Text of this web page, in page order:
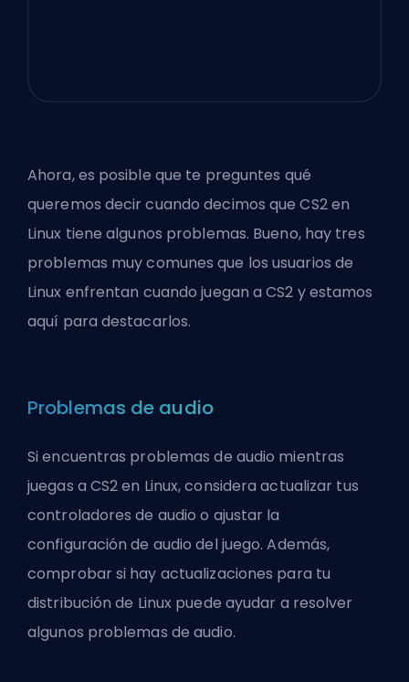
Ahora, es posible que te preguntes qué
queremos decir cuando decimos que CS2 en
Linux tiene algunos problemas. Bueno, hay tres
problemas muy comunes que los usuarios de
Linux enfrentan cuando juegan a CS2 y estamos
aquí para destacarlos.
Problemas de audio
Si encuentras problemas de audio mientras
juegas a CS2 en Linux, considera actualizar tus
controladores de audio o ajustar la
configuración de audio del juego. Además,
comprobar si hay actualizaciones para tu
distribución de Linux puede ayudar a resolver
algunos problemas de audio.